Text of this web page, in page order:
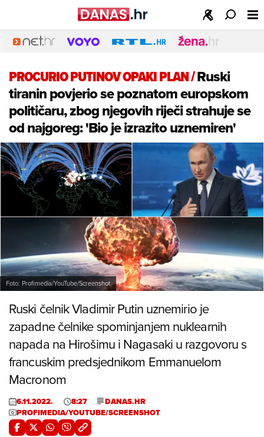
PROCURIO PUTINOV OPAKI PLAN/Ruski
tiranin povjerio se poznatom europskom
političaru, zbog njegovih riječi strahuje se
od najgoreg: 'Bio je izrazito uznemiren'
Foto: Profimedia/YouTube/Screenshot
Ruski čelnik Vladimir Putin uznemirio je
zapadne čelnike spominjanjem nuklearnih
napada na Hirošimu i Nagasaki u razgovoru s
francuskim predsjednikom Emmanuelom
Macronom
6.11.2022. 8:27
DANAS.HR
PROFIMEDIA/YOUTUBE/SCREENSHOT